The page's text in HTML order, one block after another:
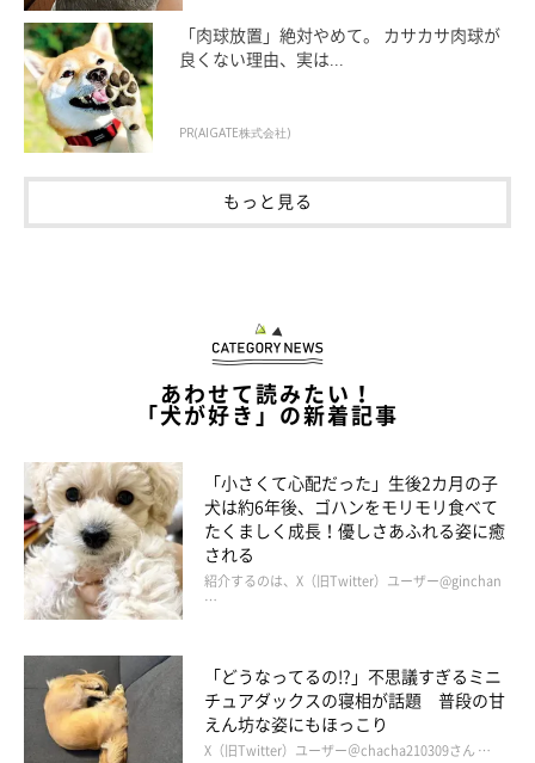
登場人物紹介
「肉球放置」絶対やめて。 カサカサ肉球が
良くない理由、実は...
PR(AIGATE株式会社)
もっと見る
あわせて読みたい！
「犬が好き」の新着記事
「小さくて心配だった」生後2カ月の子
犬は約6年後、ゴハンをモリモリ食べて
たくましく成長！優しさあふれる姿に癒
される
紹介するのは、X（旧Twitter）ユーザー@ginchan
…
「どうなってるの!?」不思議すぎるミニ
チュアダックスの寝相が話題 普段の甘
えん坊な姿にもほっこり
X（旧Twitter）ユーザー＠chacha210309さん …